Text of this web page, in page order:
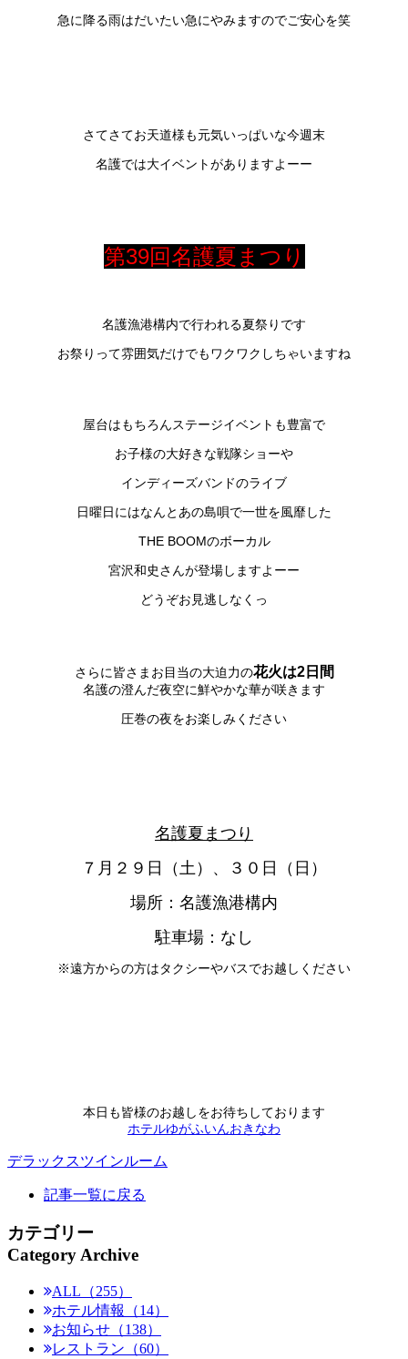
急に降る雨はだいたい急にやみますのでご安心を笑
さてさてお天道様も元気いっぱいな今週末
名護では大イベントがありますよーー
第39回名護夏まつり
名護漁港構内で行われる夏祭りです
お祭りって雰囲気だけでもワクワクしちゃいますね
屋台はもちろんステージイベントも豊富で
お子様の大好きな戦隊ショーや
インディーズバンドのライブ
日曜日にはなんとあの島唄で一世を風靡した
THE BOOMのボーカル
宮沢和史さんが登場しますよーー
どうぞお見逃しなくっ
さらに皆さまお目当の大迫力の花火は2日間
名護の澄んだ夜空に鮮やかな華が咲きます
圧巻の夜をお楽しみください
名護夏まつり
７月２９日（土）、３０日（日）
場所：名護漁港構内
駐車場：なし
※遠方からの方はタクシーやバスでお越しください
本日も皆様のお越しをお待ちしております
ホテルゆがふいんおきなわ
デラックスツインルーム
記事一覧に戻る
カテゴリー
Category Archive
ALL（255）
ホテル情報（14）
お知らせ（138）
レストラン（60）